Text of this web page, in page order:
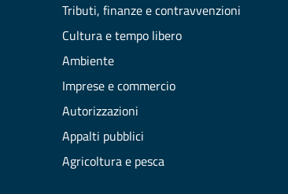
Tributi, finanze e contravvenzioni
Cultura e tempo libero
Ambiente
Imprese e commercio
Autorizzazioni
Appalti pubblici
Agricoltura e pesca